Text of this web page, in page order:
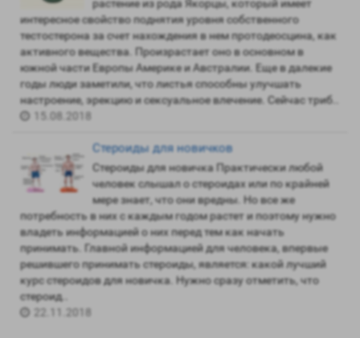
растение из рода Якорцы, который имеет
интересное свойство поднятия уровня собственного
тестостерона за счет нахождения в нем протодеосцина, как
активного вещества. Произрастает оно в основном в
южной части Европы Америке и Австралии. Еще в далекие
годы люди заметили, что листья способны улучшать
настроение, эрекцию и сексуальное влечение. Сейчас триб..
15.08.2018
Стероиды для новичков
Стероиды для новичка Практически любой
человек слышал о стероидах или по крайней
мере знает, что они вредны. Но все же
потребность в них с каждым годом растет и поэтому нужно
владеть информацией о них перед тем как начать
принимать. Главной информацией для человека, впервые
решившего принимать стероиды, является: какой лучший
курс стероидов для новичка. Нужно сразу отметить, что
стероид..
22.11.2018